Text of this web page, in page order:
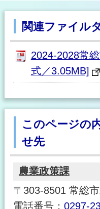
関連ファイル
2024-2028常
式／3.05MB]
このページの
せ先
農業政策課
〒303-8501 常総
電話番号： 0297-